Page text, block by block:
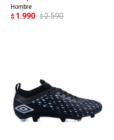
Hombre
$ 1.990 $ 2.590